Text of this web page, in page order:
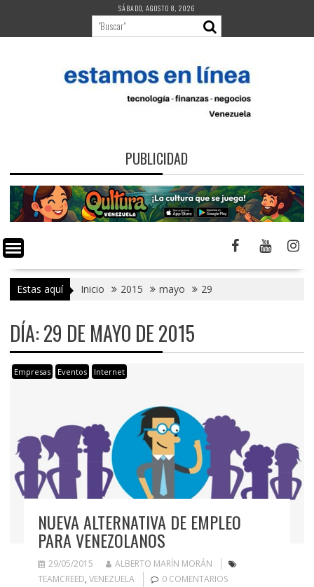
contenido
SÁBADO, AGOSTO 8, 2026
PUBLICIDAD
Estas aquí Inicio 2015 mayo 29
DÍA:29 DE MAYO DE 2015
Empresas Eventos Internet
NUEVA ALTERNATIVA DE EMPLEO
PARA VENEZOLANOS
29/05/2015
ALBERTO MARÍN MORÁN
TEAMCREED, VENEZUELA 0 COMENTARIOS